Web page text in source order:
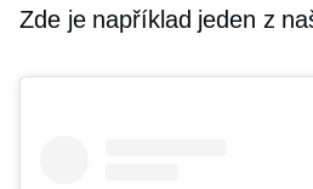
Zde je například jeden z